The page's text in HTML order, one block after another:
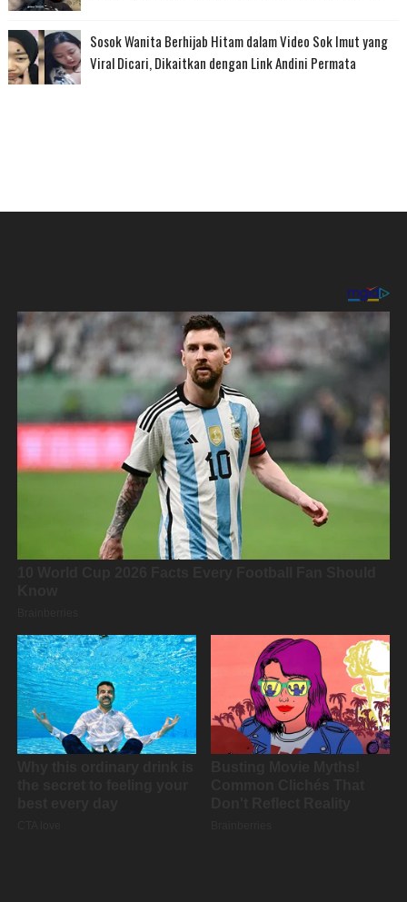
Sosok Wanita Berhijab Hitam dalam Video Sok Imut yang
Viral Dicari, Dikaitkan dengan Link Andini Permata